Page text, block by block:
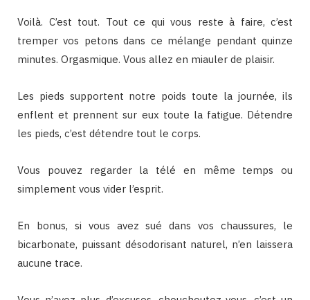
Voilà. C’est tout. Tout ce qui vous reste à faire, c’est
tremper vos petons dans ce mélange pendant quinze
minutes. Orgasmique. Vous allez en miauler de plaisir.
Les pieds supportent notre poids toute la journée, ils
enflent et prennent sur eux toute la fatigue. Détendre
les pieds, c’est détendre tout le corps.
Vous pouvez regarder la télé en même temps ou
simplement vous vider l’esprit.
En bonus, si vous avez sué dans vos chaussures, le
bicarbonate, puissant désodorisant naturel, n’en laissera
aucune trace.